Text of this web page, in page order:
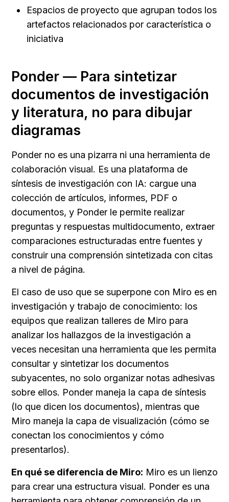
Espacios de proyecto que agrupan todos los
artefactos relacionados por característica o
iniciativa
Ponder — Para sintetizar
documentos de investigación
y literatura, no para dibujar
diagramas
Ponder no es una pizarra ni una herramienta de
colaboración visual. Es una plataforma de
síntesis de investigación con IA: cargue una
colección de artículos, informes, PDF o
documentos, y Ponder le permite realizar
preguntas y respuestas multidocumento, extraer
comparaciones estructuradas entre fuentes y
construir una comprensión sintetizada con citas
a nivel de página.
El caso de uso que se superpone con Miro es en
investigación y trabajo de conocimiento: los
equipos que realizan talleres de Miro para
analizar los hallazgos de la investigación a
veces necesitan una herramienta que les permita
consultar y sintetizar los documentos
subyacentes, no solo organizar notas adhesivas
sobre ellos. Ponder maneja la capa de síntesis
(lo que dicen los documentos), mientras que
Miro maneja la capa de visualización (cómo se
conectan los conocimientos y cómo
presentarlos).
En qué se diferencia de Miro: Miro es un lienzo
para crear una estructura visual. Ponder es una